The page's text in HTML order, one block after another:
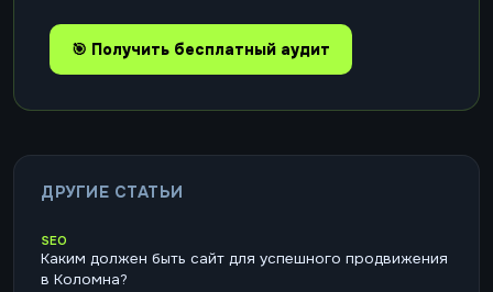
🎯 Получить бесплатный аудит
ДРУГИЕ СТАТЬИ
SEO
Каким должен быть сайт для успешного продвижения
в Коломна?